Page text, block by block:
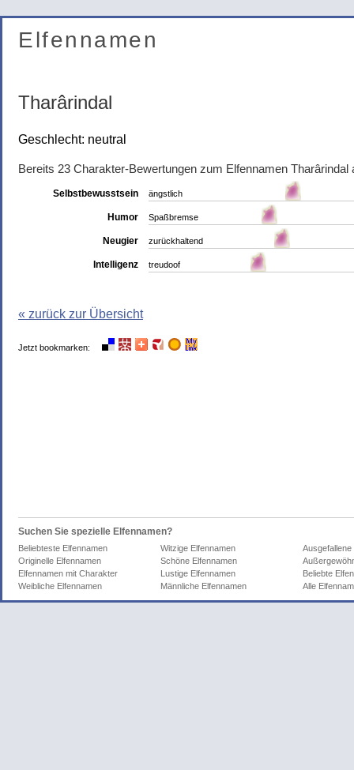
Elfennamen
Tharârindal
Geschlecht: neutral
Bereits 23 Charakter-Bewertungen zum Elfennamen Tharârindal
Selbstbewusstsein ängstlich
Humor Spaßbremse
Neugier zurückhaltend
Intelligenz treudoof
« zurück zur Übersicht
Jetzt bookmarken:
Suchen Sie spezielle Elfennamen?
Beliebteste Elfennamen Witzige Elfennamen
Ausgefallene
Originelle Elfennamen
Schöne Elfennamen
Elfennamen mit Charakter
Lustige Elfennamen
Beliebte
Weibliche Elfennamen
Männliche Elfennamen Alle